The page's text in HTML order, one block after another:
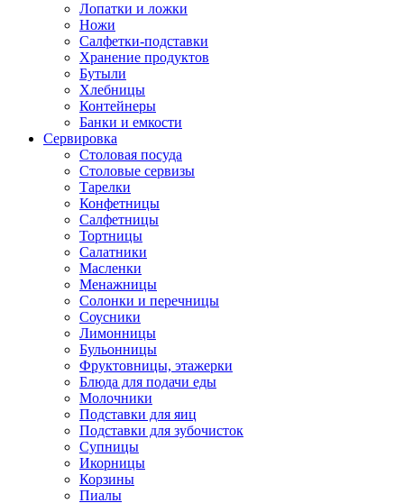
Лопатки и ложки
Ножи
Салфетки-подставки
Хранение продуктов
Бутыли
Хлебницы
Контейнеры
Банки и емкости
Сервировка
Столовая посуда
Столовые сервизы
Тарелки
Конфетницы
Салфетницы
Тортницы
Салатники
Масленки
Менажницы
Солонки и перечницы
Соусники
Лимонницы
Бульонницы
Фруктовницы, этажерки
Блюда для подачи еды
Молочники
Подставки для яиц
Подставки для зубочисток
Супницы
Икорницы
Корзины
Пиалы